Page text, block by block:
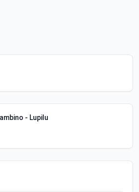
- Lupilu